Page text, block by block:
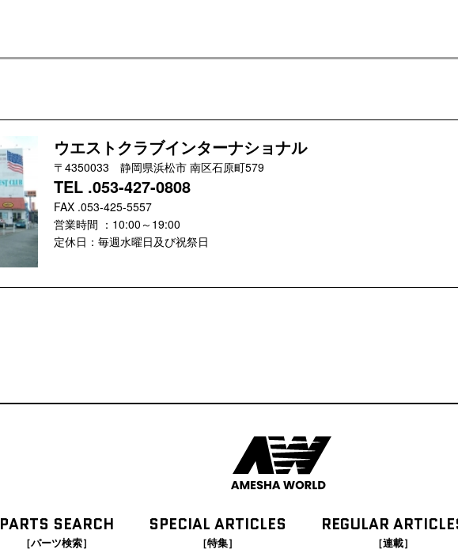
ウエストクラブインターナショナル
〒4350033 静岡県浜松市 南区石原町579
TEL .053-427-0808
FAX .053-425-5557
営業時間 ：10:00～19:00
定休日：毎週水曜日及び祝祭日
PARTS SEARCH
［パーツ検索］
SPECIAL ARTICLES
［特集］
REGULAR
［連載］